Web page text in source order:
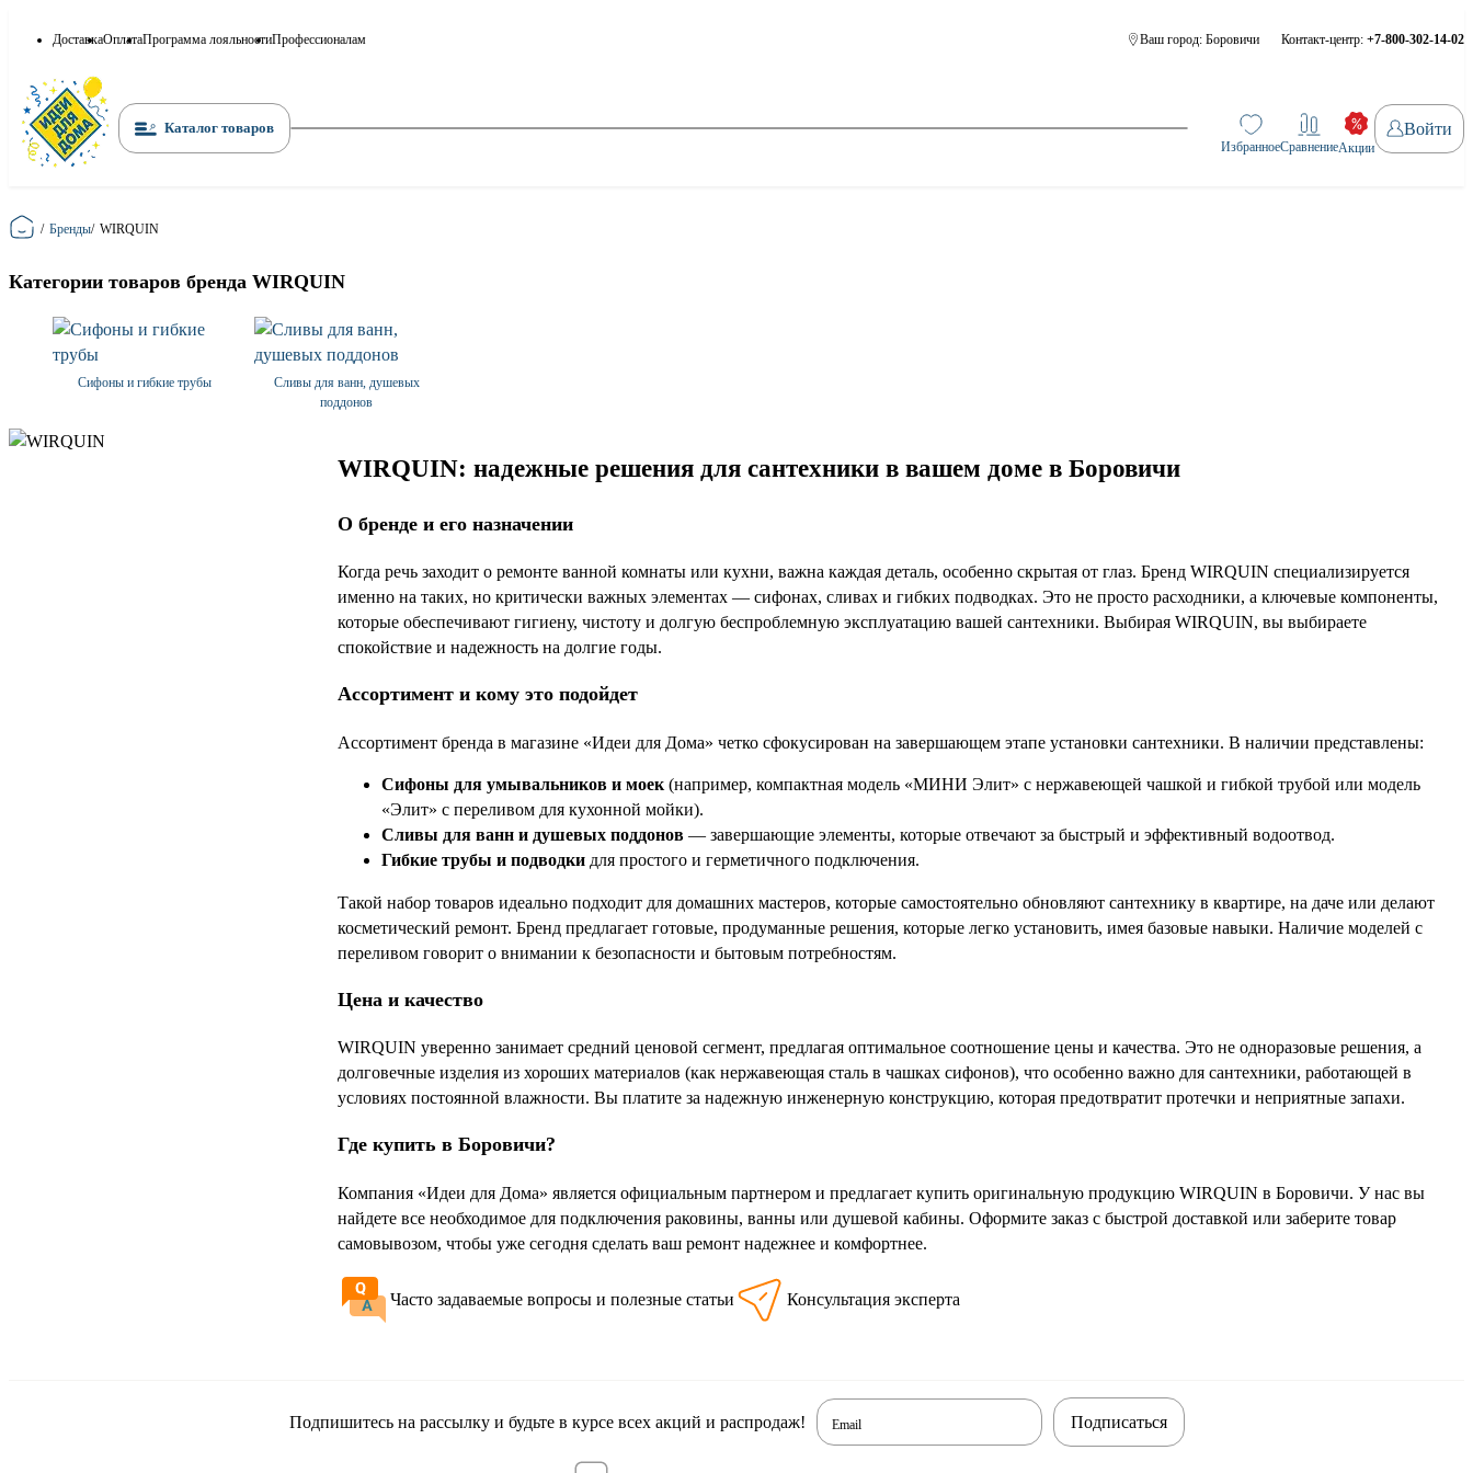
ДоставкаОплатаПрограмма лояльностиПрофессионалам Ваш город: Боровичи Контакт-центр: +7-800-302-14-02
Каталог товаров
ИзбранноеСравнениеАкции
Войти
Главная
/ Бренды/ WIRQUIN
Категории товаров бренда WIRQUIN
Сифоны и гибкие трубы
Сливы для ванн, душевых
поддонов
WIRQUIN: надежные решения для сантехники в вашем доме в Боровичи
О бренде и его назначении
Когда речь заходит о ремонте ванной комнаты или кухни, важна каждая деталь, особенно скрытая от глаз. Бренд WIRQUIN специализируется
именно на таких, но критически важных элементах — сифонах, сливах и гибких подводках. Это не просто расходники, а ключевые компоненты,
которые обеспечивают гигиену, чистоту и долгую беспроблемную эксплуатацию вашей сантехники. Выбирая WIRQUIN, вы выбираете
спокойствие и надежность на долгие годы.
Ассортимент и кому это подойдет
Ассортимент бренда в магазине «Идеи для Дома» четко сфокусирован на завершающем этапе установки сантехники. В наличии представлены:
Сифоны для умывальников и моек (например, компактная модель «МИНИ Элит» с нержавеющей чашкой и гибкой трубой или модель
«Элит» с переливом для кухонной мойки).
Сливы для ванн и душевых поддонов — завершающие элементы, которые отвечают за быстрый и эффективный водоотвод.
Гибкие трубы и подводки для простого и герметичного подключения.
Такой набор товаров идеально подходит для домашних мастеров, которые самостоятельно обновляют сантехнику в квартире, на даче или делают
косметический ремонт. Бренд предлагает готовые, продуманные решения, которые легко установить, имея базовые навыки. Наличие моделей с
переливом говорит о внимании к безопасности и бытовым потребностям.
Цена и качество
WIRQUIN уверенно занимает средний ценовой сегмент, предлагая оптимальное соотношение цены и качества. Это не одноразовые решения, а
долговечные изделия из хороших материалов (как нержавеющая сталь в чашках сифонов), что особенно важно для сантехники, работающей в
условиях постоянной влажности. Вы платите за надежную инженерную конструкцию, которая предотвратит протечки и неприятные запахи.
Где купить в Боровичи?
Компания «Идеи для Дома» является официальным партнером и предлагает купить оригинальную продукцию WIRQUIN в Боровичи. У нас вы
найдете все необходимое для подключения раковины, ванны или душевой кабины. Оформите заказ с быстрой доставкой или заберите товар
самовывозом, чтобы уже сегодня сделать ваш ремонт надежнее и комфортнее.
Часто задаваемые вопросы и полезные статьи Консультация эксперта
Подпишитесь на рассылку и будьте в курсе всех акций и распродаж! Email Подписаться